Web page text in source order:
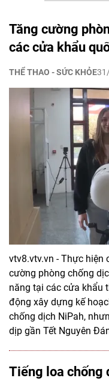
Tăng cường
các cửa khẩu
THỂ THAO - SỨC KHỎE
vtv8.vtv.vn - Thực hiện
cường phòng chống
năng tại các cửa khẩu
động xây dựng kế
chống dịch NiPah,
dịp gần Tết Nguyên
Tiếng loa chống